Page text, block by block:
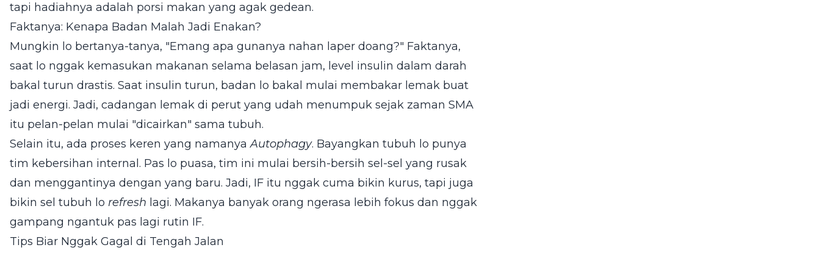
tapi hadiahnya adalah porsi makan yang agak gedean.
Faktanya: Kenapa Badan Malah Jadi Enakan?
Mungkin lo bertanya-tanya, "Emang apa gunanya nahan laper doang?" Faktanya,
saat lo nggak kemasukan makanan selama belasan jam, level insulin dalam darah
bakal turun drastis. Saat insulin turun, badan lo bakal mulai membakar lemak buat
jadi energi. Jadi, cadangan lemak di perut yang udah menumpuk sejak zaman SMA
itu pelan-pelan mulai "dicairkan" sama tubuh.
Selain itu, ada proses keren yang namanyaAutophagy. Bayangkan tubuh lo punya
tim kebersihan internal. Pas lo puasa, tim ini mulai bersih-bersih sel-sel yang rusak
dan menggantinya dengan yang baru. Jadi, IF itu nggak cuma bikin kurus, tapi juga
bikin sel tubuh lo refresh lagi. Makanya banyak orang ngerasa lebih fokus dan nggak
gampang ngantuk pas lagi rutin IF.
Tips Biar Nggak Gagal di Tengah Jalan